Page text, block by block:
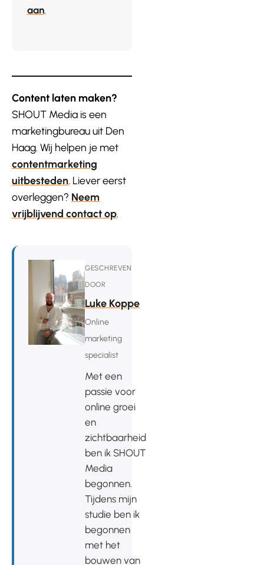
aan.
Content laten maken?
SHOUT Media is een
marketingbureau uit Den
Haag. Wij helpen je met
contentmarketing
uitbesteden . Liever eerst
overleggen? Neem
vrijblijvend contact op
GESCHREVEN
DOOR
Luke Koppe
Online
marketing
specialist
Met een
passie voor
online groei
en
zichtbaarheid
ben ik SHOUT
Media
begonnen.
Tijdens mijn
studie ben ik
begonnen
met het
bouwen van